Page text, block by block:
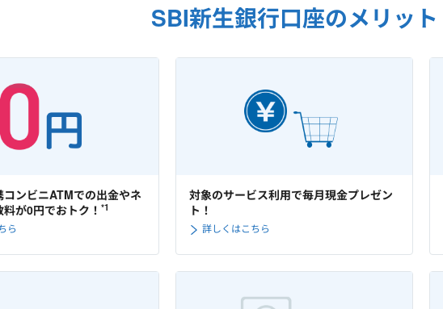
SBI新生銀行口座のメリット
ンビニATMでの出金やネ
が0円でおトク！ *1
ら
対象のサービス利用で毎月現金プレゼン
ト！
詳しくはこちら